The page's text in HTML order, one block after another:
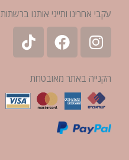
עקבי אחרינו ותייגי אותנו ברשתות
הקנייה באתר מאובטחת